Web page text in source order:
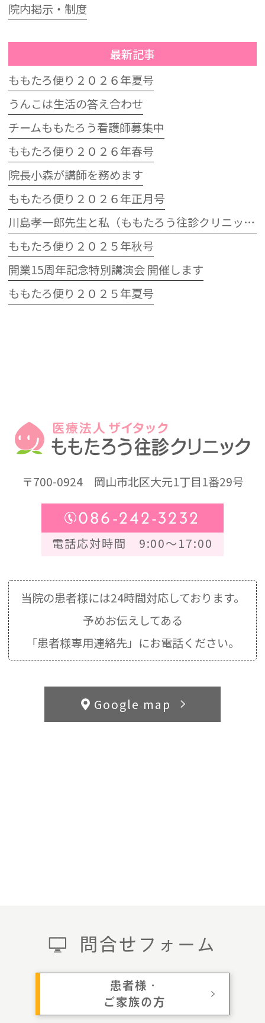
院内掲示・制度
最新記事
ももたろ便り２０２６年夏号
うんこは生活の答え合わせ
チームももたろう看護師募集中
ももたろ便り２０２６年春号
院長小森が講師を務めます
ももたろ便り２０２６年正月号
川島孝一郎先生と私（ももたろう往診クリニック開院15周年記念特別講演会）
ももたろ便り２０２５年秋号
開業15周年記念特別講演会 開催します
ももたろ便り２０２５年夏号
〒700-0924岡山市北区大元1丁目1番29号
086-242-3232
電話応対時間 9:00～17:00
当院の患者様には24時間対応しております。
予めお伝えしてある
「患者様専用連絡先」にお電話ください。
問合せフォーム
患者様・
ご家族の方
Google map